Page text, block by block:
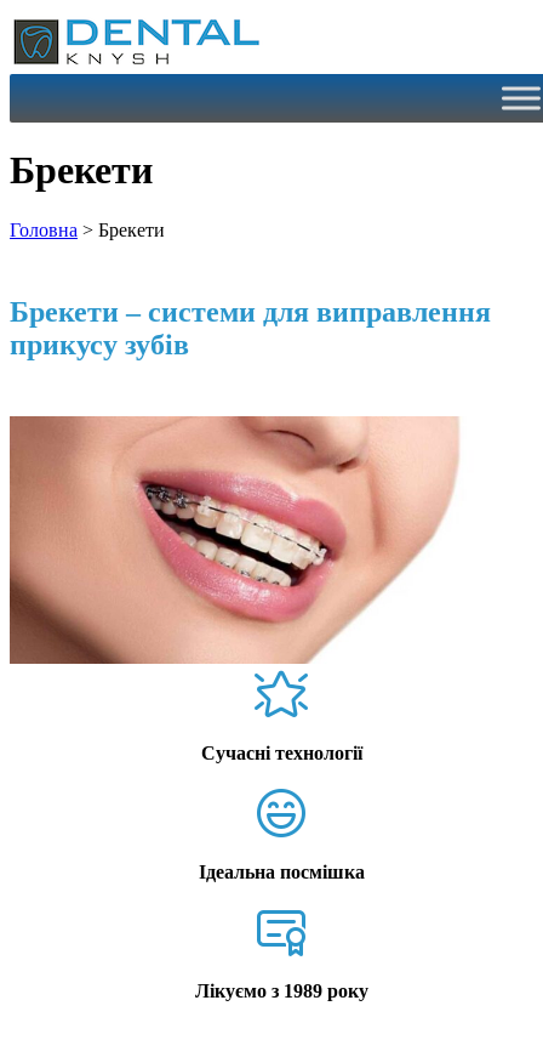
Перейти
до
вмісту
Брекети
Головна > Брекети
Брекети – системи для виправлення
прикусу зубів
Сучасні технології
Ідеальна посмішка
Лікуємо з 1989 року